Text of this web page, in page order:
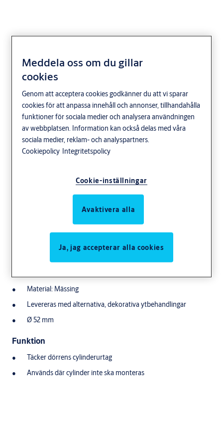
4265 Täckbehör
Användningsområde
Behör för att täcka dörrens cylinderurtag.
Material: Mässing
Levereras med alternativa, dekorativa ytbehandlingar
Ø 52 mm
Funktion
Täcker dörrens cylinderurtag
Används där cylinder inte ska monteras
Meddela oss om du gillar
cookies
Genom att acceptera cookies godkänner du att vi sparar
cookies för att anpassa innehåll och annonser, tillhandahålla
funktioner för sociala medier och analysera användningen
av webbplatsen. Information kan också delas med våra
sociala medier, reklam- och analyspartners.
Cookiepolicy Integritetspolicy
Cookie-inställningar
Avaktivera alla
Ja, jag accepterar alla cookies